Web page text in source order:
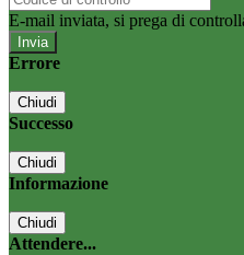
E-mail inviata, si prega di
Errore
Chiudi
Successo
Chiudi
Informazione
Chiudi
Attendere...